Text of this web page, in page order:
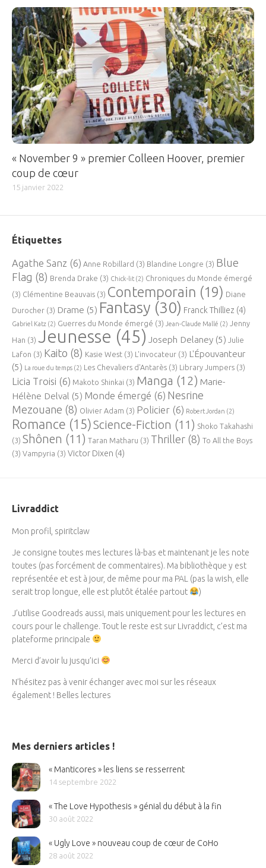
« November 9 » premier Colleen Hoover, premier
coup de cœur
15 janvier 2022
Étiquettes
Agathe Sanz (6) Anne Robillard (3) Blandine Longre (3) Blue
Flag (8) Brenda Drake (3) Chick-lit (2) Chroniques du Monde émergé
(3) Clémentine Beauvais (3) Contemporain (19) Diane
Durocher (3) Drame (5) Fantasy (30) Franck Thilliez (4)
Gabriel Katz (2) Guerres du Monde émergé (3) Jean-Claude Mallé (2)
Jenny
Han (3) Jeunesse (45) Joseph Delaney (5) Julie
Lafon (3) Kaito (8) Kasie West (3) L'invocateur (3) L'Épouvanteur
(5) La roue du temps (2) Les Chevaliers d'Antarès (3) Library Jumpers (3)
Licia Troisi (6) Makoto Shinkai (3) Manga (12) Marie-
Hélène Delval (5) Monde émergé (6) Nesrine
Mezouane (8) Olivier Adam (3) Policier (6) Robert Jordan (2)
Romance (15)Science-Fiction (11) Shoko Takahashi
(3) Shônen (11) Taran Matharu (3) Thriller (8) To All the Boys
(3) Vampyria (3) Victor Dixen (4)
Livraddict
Mon profil, spiritclaw
Je consigne toutes mes lectures là-bas et maintenant je les note
toutes (pas forcément de commentaires). Ma bibliothèque y est
représentée et est à jour, de même pour ma PAL (pas la wish, elle
serait trop longue, elle est plutôt étalée partout
)
J’utilise Goodreads aussi, mais uniquement pour les lectures en
cours pour le challenge. Tout le reste est sur Livraddict, c’est ma
plateforme principale
Merci d’avoir lu jusqu’ici
N’hésitez pas à venir échanger avec moi sur les réseaux
également ! Belles lectures
Mes derniers articles !
« Manticores » les liens se resserrent
14 septembre 2022
« The Love Hypothesis » génial du début à la fin
30 août 2022
« Ugly Love » nouveau coup de cœur de CoHo
28 août 2022